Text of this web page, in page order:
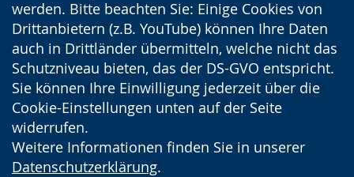
werden. Bitte beachten Sie: Einige Cookies von
Drittanbietern (z.B. YouTube) können Ihre Daten
auch in Drittländer übermitteln, welche nicht das
Schutzniveau bieten, das der DS-GVO entspricht.
Sie können Ihre Einwilligung jederzeit über die
Cookie-Einstellungen unten auf der Seite
widerrufen.
Weitere Informationen finden Sie in unserer
Datenschutzerklärung.